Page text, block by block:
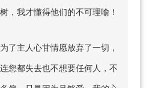
，我才懂得他们的不可理喻！
了主人心甘情愿放弃了一切，
您都失去也不想要任何人，不